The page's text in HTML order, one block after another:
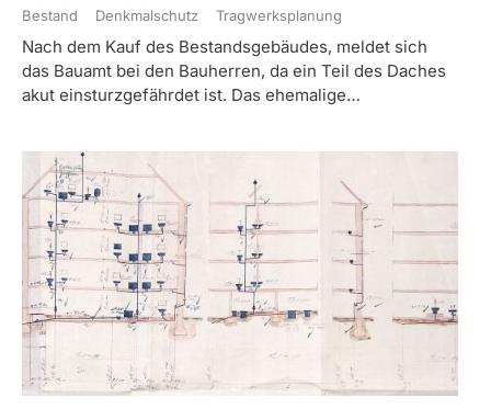
Bestand
Denkmalschutz Tragwerksplanung
Nach dem Kauf des Bestandsgebäudes, meldet sich
das Bauamt bei den Bauherren, da ein Teil des Daches
akut einsturzgefährdet ist. Das ehemalige…